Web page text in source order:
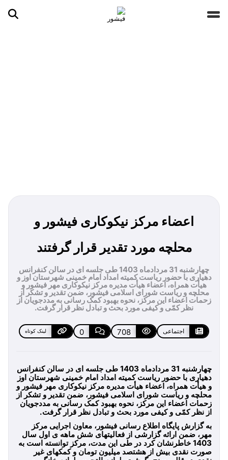
اعضاء مرکز نیکوکاری فیشور و
محلچه مورد تقدیر قرار گرفتند
چهارشنبه 31 مردادماه 1403 طی جلسه ای در سالن کنفرانس
دهیاری با حضور ریاست کمیته امداد امام خمینی شهرستان اوز و
هیأت همراه، اعضاء هیأت مدیره مرکز نیکوکاری مهر فیشور و
محلچه و ریاست شورای اسلامی فیشور، ضمن تقدیر و تشکر از
زحمات اعضاء این مرکز، نحوه بهبود کمک رسانی به مددجویان از
نظر کمّی و کیفی مورد بحث و تبادل نظر قرار گرفت.
اجتماعی 708
0 لینک کوتاه
چهارشنبه 31 مردادماه 1403 طی جلسه ای در سالن کنفرانس
دهیاری با حضور ریاست کمیته امداد امام خمینی شهرستان اوز
و هیأت همراه، اعضاء هیأت مدیره مرکز نیکوکاری مهر فیشور و
محلچه و ریاست شورای اسلامی فیشور، ضمن تقدیر و تشکر از
زحمات اعضاء این مرکز، نحوه بهبود کمک رسانی به مددجویان
از نظر کمّی و کیفی مورد بحث و تبادل نظر قرار گرفت.
به گزارش پایگاه اطلاع رسانی فیشور، معاون اجرایی مرکز
مهر، ضمن ارائه گزارشی از فعالیتهای شش ماهه ی اول سال
1403 خاطرنشان کرد در طی این مدت، مرکز توانسته است به
صورت نقدی بیش از هشتصد میلیون تومان و کمکهای غیر